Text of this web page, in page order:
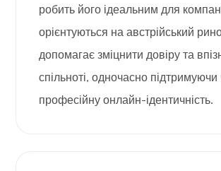
робить його ідеальним для
орієнтуються на австрійський
допомагає зміцнити довіру та
спільноті, одночасно підтримуючи
професійну онлайн-ідентичність.